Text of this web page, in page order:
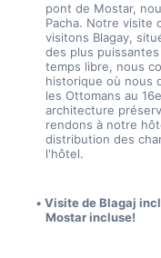
pont de Mostar,
Pacha. Notre visite
visitons Blagay,
des plus
temps libre, nous
historique où nous
les Ottomans au
architecture
rendons à notre
distribution des
l'hôtel.
Visite de Blagaj
Mostar incluse!